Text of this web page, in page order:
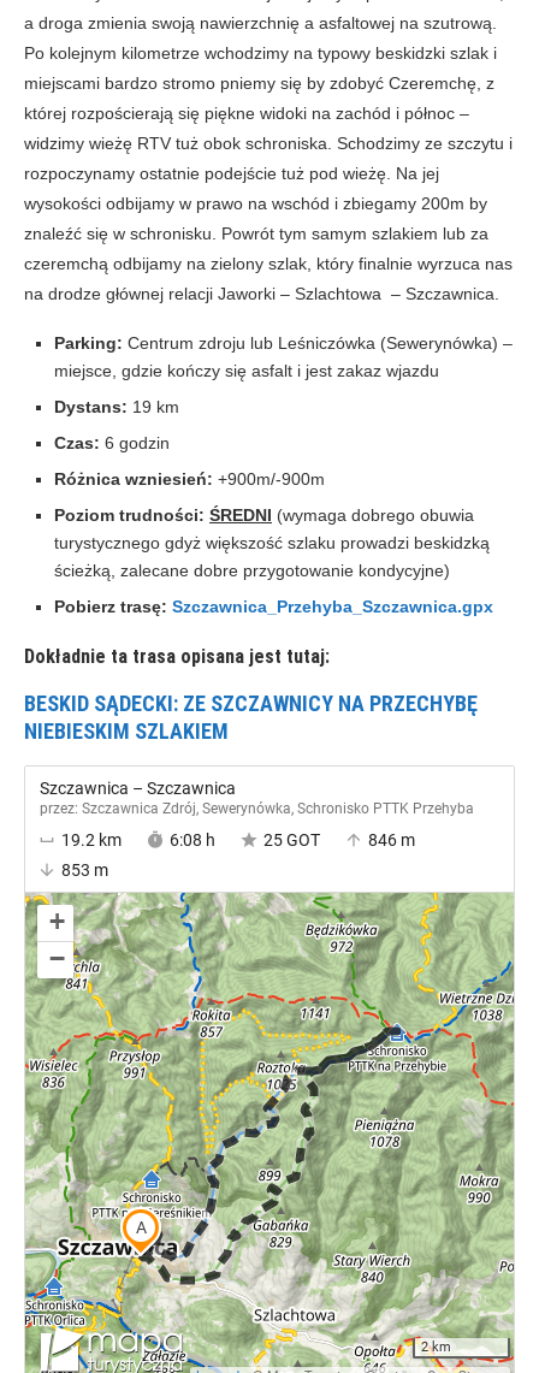
a droga zmienia swoją nawierzchnię a asfaltowej na szutrową.
Po kolejnym kilometrze wchodzimy na typowy beskidzki szlak i
miejscami bardzo stromo pniemy się by zdobyć Czeremchę, z
której rozpościerają się piękne widoki na zachód i północ –
widzimy wieżę RTV tuż obok schroniska. Schodzimy ze szczytu i
rozpoczynamy ostatnie podejście tuż pod wieżę. Na jej
wysokości odbijamy w prawo na wschód i zbiegamy 200m by
znaleźć się w schronisku. Powrót tym samym szlakiem lub za
czeremchą odbijamy na zielony szlak, który finalnie wyrzuca nas
na drodze głównej relacji Jaworki – Szlachtowa – Szczawnica.
Parking: Centrum zdroju lub Leśniczówka (Sewerynówka) –
miejsce, gdzie kończy się asfalt i jest zakaz wjazdu
Dystans: 19 km
Czas: 6 godzin
Różnica wzniesień: +900m/-900m
Poziom trudności: ŚREDNI (wymaga dobrego obuwia
turystycznego gdyż większość szlaku prowadzi beskidzką
ścieżką, zalecane dobre przygotowanie kondycyjne)
Pobierz trasę: Szczawnica_Przehyba_Szczawnica.gpx
Dokładnie ta trasa opisana jest tutaj:
BESKID SĄDECKI: ZE SZCZAWNICY NA PRZECHYBĘ
NIEBIESKIM SZLAKIEM